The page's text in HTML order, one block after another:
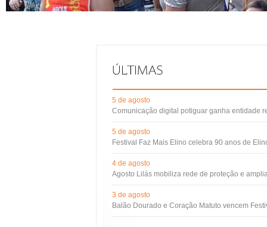
5 de agosto
Comunicação digital potiguar ganha entidade
5 de agosto
Festival Faz Mais Elino celebra 90 anos de
4 de agosto
Agosto Lilás mobiliza rede de proteção e
3 de agosto
Balão Dourado e Coração Matuto vencem